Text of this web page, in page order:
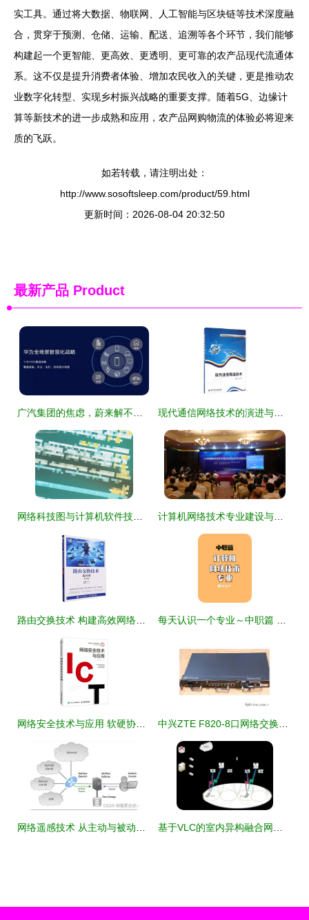
实工具。通过将大数据、物联网、人工智能与区块链等技术深度融
合，贯穿于预测、仓储、运输、配送、追溯等各个环节，我们能够
构建起一个更智能、更高效、更透明、更可靠的农产品现代流通体
系。这不仅是提升消费者体验、增加农民收入的关键，更是推动农
业数字化转型、实现乡村振兴战略的重要支撑。随着5G、边缘计
算等新技术的进一步成熟和应用，农产品网购物流的体验必将迎来
质的飞跃。
如若转载，请注明出处：
http://www.sosoftsleep.com/product/59.html
更新时间：2026-08-04 20:32:50
最新产品 Product